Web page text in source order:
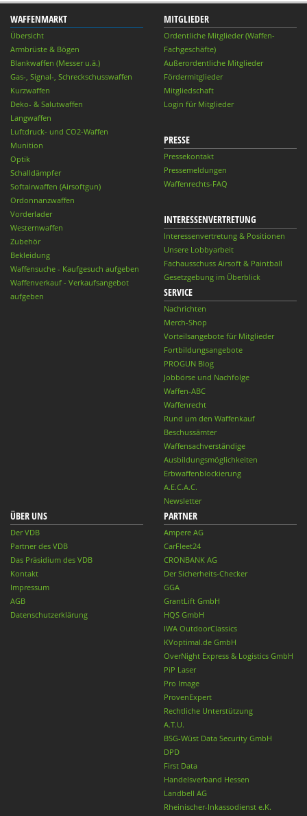
WAFFENMARKT
Übersicht
Armbrüste & Bögen
Blankwaffen (Messer u.ä.)
Gas-, Signal-, Schreckschusswaffen
Kurzwaffen
Deko- & Salutwaffen
Langwaffen
Luftdruck- und CO2-Waffen
Munition
Optik
Schalldämpfer
Softairwaffen (Airsoftgun)
Ordonnanzwaffen
Vorderlader
Westernwaffen
Zubehör
Bekleidung
Waffensuche - Kaufgesuch aufgeben
Waffenverkauf - Verkaufsangebot
aufgeben
MITGLIEDER
Ordentliche Mitglieder (Waffen-
Fachgeschäfte)
Außerordentliche Mitglieder
Fördermitglieder
Mitgliedschaft
Login für Mitglieder
PRESSE
Pressekontakt
Pressemeldungen
Waffenrechts-FAQ
INTERESSENVERTRETUNG
Interessenvertretung & Positionen
Unsere Lobbyarbeit
Fachausschuss Airsoft & Paintball
Gesetzgebung im Überblick
SERVICE
Nachrichten
Merch-Shop
Vorteilsangebote für Mitglieder
Fortbildungsangebote
PROGUN Blog
Jobbörse und Nachfolge
Waffen-ABC
Waffenrecht
Rund um den Waffenkauf
Beschussämter
Waffensachverständige
Ausbildungsmöglichkeiten
Erbwaffenblockierung
A.E.C.A.C.
Newsletter
ÜBER UNS
Der VDB
Partner des VDB
Das Präsidium des VDB
Kontakt
Impressum
AGB
Datenschutzerklärung
PARTNER
Ampere AG
CarFleet24
CRONBANK AG
Der Sicherheits-Checker
GGA
GrantLift GmbH
HQS GmbH
IWA OutdoorClassics
KVoptimal.de GmbH
OverNight Express & Logistics GmbH
PiP Laser
Pro Image
ProvenExpert
Rechtliche Unterstützung
A.T.U.
BSG-Wüst Data Security GmbH
DPD
First Data
Handelsverband Hessen
Landbell AG
Rheinischer-Inkassodienst e.K.